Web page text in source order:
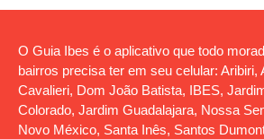
O Guia Ibes é o aplicativo que todo
bairros precisa ter em seu celular: Aribiri,
Cavalieri, Dom João Batista, IBES,
Colorado, Jardim Guadalajara, Nossa
Novo México, Santa Inês, Santos